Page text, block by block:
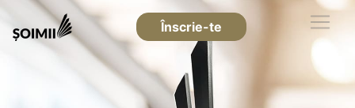
Înscrie-te